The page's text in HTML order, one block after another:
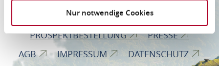
Nur notwendige Cookies
56112 Lahnstein
PROSPEKTBESTELLUNG
PRESSE
AGB
IMPRESSUM
DATENSCHUTZ